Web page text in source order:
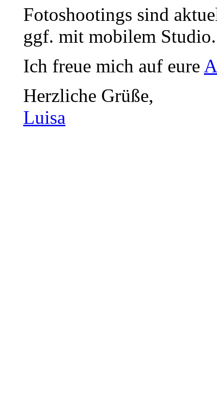
Fotoshootings sind
ggf. mit mobilem Studio.
Ich freue mich auf eure
Herzliche Grüße,
Luisa